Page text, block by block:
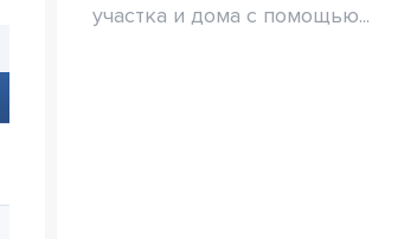
участка и дома с помощью...